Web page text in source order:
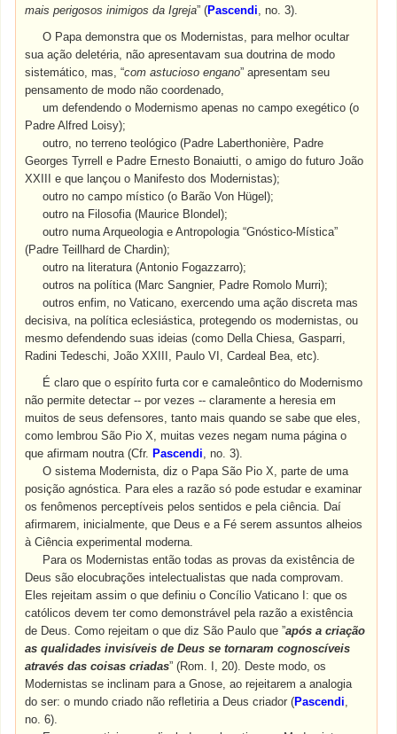
mais perigosos inimigos da Igreja” (Pascendi , no. 3).
O Papa demonstra que os Modernistas, para melhor ocultar
sua ação deletéria, não apresentavam sua doutrina de modo
sistemático, mas, “com astucioso engano” apresentam seu
pensamento de modo não coordenado,
um defendendo o Modernismo apenas no campo exegético (o
Padre Alfred Loisy);
outro, no terreno teológico (Padre Laberthonière, Padre
Georges Tyrrell e Padre Ernesto Bonaiutti, o amigo do futuro João
XXIII e que lançou o Manifesto dos Modernistas);
outro no campo místico (o Barão Von Hügel);
outro na Filosofia (Maurice Blondel);
outro numa Arqueologia e Antropologia “Gnóstico-Mística”
(Padre Teillhard de Chardin);
outro na literatura (Antonio Fogazzarro);
outros na política (Marc Sangnier, Padre Romolo Murri);
outros enfim, no Vaticano, exercendo uma ação discreta mas
decisiva, na política eclesiástica, protegendo os modernistas, ou
mesmo defendendo suas ideias (como Della Chiesa, Gasparri,
Radini Tedeschi, João XXIII, Paulo VI, Cardeal Bea, etc).
É claro que o espírito furta cor e camaleôntico do Modernismo
não permite detectar -- por vezes -- claramente a heresia em
muitos de seus defensores, tanto mais quando se sabe que eles,
como lembrou São Pio X, muitas vezes negam numa página o
que afirmam noutra (Cfr.Pascendi , no. 3).
O sistema Modernista, diz o Papa São Pio X, parte de uma
posição agnóstica. Para eles a razão só pode estudar e examinar
os fenômenos perceptíveis pelos sentidos e pela ciência. Daí
afirmarem, inicialmente, que Deus e a Fé serem assuntos alheios
à Ciência experimental moderna.
Para os Modernistas então todas as provas da existência de
Deus são elocubrações intelectualistas que nada comprovam.
Eles rejeitam assim o que definiu o Concílio Vaticano I: que os
católicos devem ter como demonstrável pela razão a existência
de Deus. Como rejeitam o que diz São Paulo que ”após a criação
as qualidades invisíveis de Deus se tornaram cognoscíveis
através das coisas criadas” (Rom. I, 20). Deste modo, os
Modernistas se inclinam para a Gnose, ao rejeitarem a analogia
do ser: o mundo criado não refletiria a Deus criador (Pascendi
no. 6).